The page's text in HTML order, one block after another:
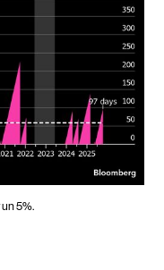
5%.